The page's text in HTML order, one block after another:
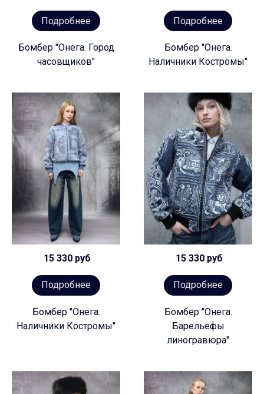
Подробнее
Бомбер "Онега. Город
часовщиков"
Подробнее
Бомбер "Онега.
Наличники Костромы"
15 330 руб
Подробнее
Бомбер "Онега.
Наличники Костромы"
15 330 руб
Подробнее
Бомбер "Онега.
Барельефы
линогравюра"